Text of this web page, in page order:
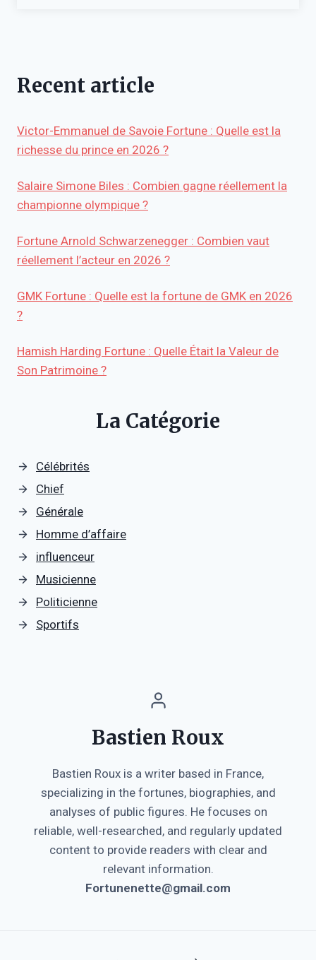
Recent article
Victor-Emmanuel de Savoie Fortune : Quelle est la
richesse du prince en 2026 ?
Salaire Simone Biles : Combien gagne réellement la
championne olympique ?
Fortune Arnold Schwarzenegger : Combien vaut
réellement l’acteur en 2026 ?
GMK Fortune : Quelle est la fortune de GMK en 2026
?
Hamish Harding Fortune : Quelle Était la Valeur de
Son Patrimoine ?
La Catégorie
Célébrités
Chief
Générale
Homme d’affaire
influenceur
Musicienne
Politicienne
Sportifs
Bastien Roux
Bastien Roux is a writer based in France,
specializing in the fortunes, biographies, and
analyses of public figures. He focuses on
reliable, well-researched, and regularly updated
content to provide readers with clear and
relevant information.
Fortunenette@gmail.com